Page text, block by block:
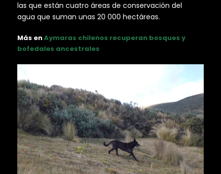
las que están cuatro áreas de conservación del
agua que suman unas 20 000 hectáreas.
Más enAymaras chilenos recuperan bosques y
bofedales ancestrales